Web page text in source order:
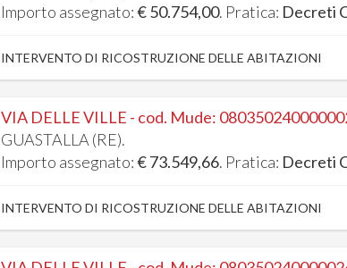
Importo assegnato:€ 50.754,00. Pratica: Decreti
INTERVENTO DI RICOSTRUZIONE DELLE ABITAZIONI
VIA DELLE VILLE - cod. Mude:
GUASTALLA (RE).
Importo assegnato:€ 73.549,66. Pratica: Decreti
INTERVENTO DI RICOSTRUZIONE DELLE ABITAZIONI